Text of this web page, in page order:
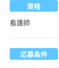
資格
看護師
応募条件